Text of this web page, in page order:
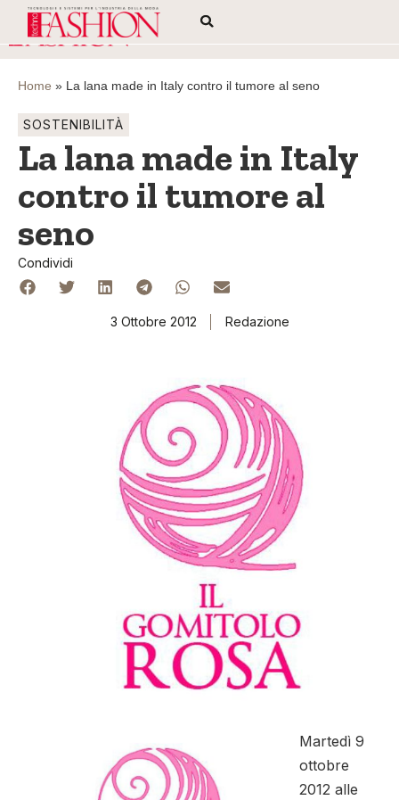
Home » La lana made in Italy contro il tumore al seno
SOSTENIBILITÀ
La lana made in Italy
contro il tumore al
seno
Condividi
3 Ottobre 2012 Redazione
Martedì 9
ottobre
2012 alle